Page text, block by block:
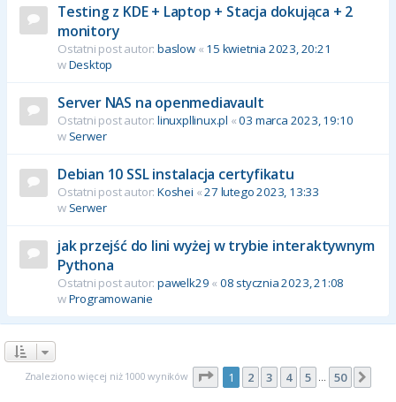
Testing z KDE + Laptop + Stacja dokująca + 2
monitory
Ostatni post autor: baslow« 15 kwietnia 2023, 20:21
wDesktop
Server NAS na openmediavault
Ostatni post autor: linuxpllinux.pl «03 marca 2023, 19:10
w Serwer
Debian 10 SSL instalacja certyfikatu
Ostatni post autor: Koshei «27 lutego 2023, 13:33
w Serwer
jak przejść do lini wyżej w trybie interaktywnym
Pythona
Ostatni post autor: pawelk29 « 08 stycznia 2023, 21:08
wProgramowanie
Znaleziono więcej niż 1000 wyników Strona z50
1 2 3 4 5 … 50